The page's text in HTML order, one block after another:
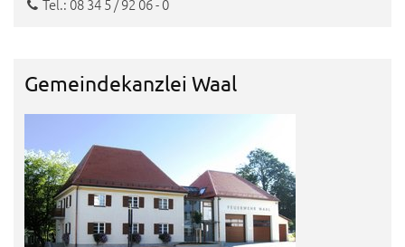
Tel.: 08 34 5 / 92 06 - 0
Gemeindekanzlei Waal